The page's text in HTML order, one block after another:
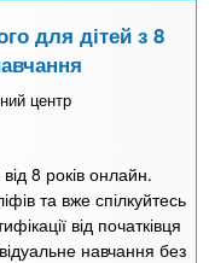
для дітей з 8
центр
8 років онлайн.
та вже спілкуйтесь
від початківця
навчання без